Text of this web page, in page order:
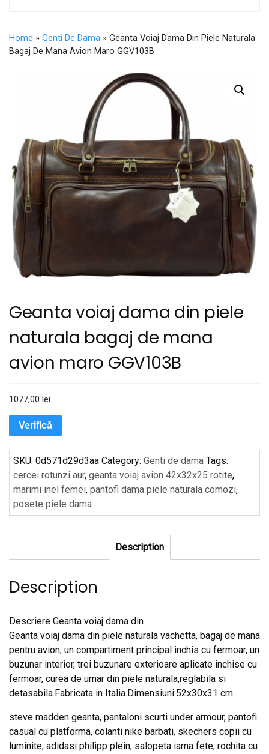
Home » Genti De Dama » Geanta Voiaj Dama Din Piele Naturala
Bagaj De Mana Avion Maro GGV103B
Geanta voiaj dama din piele
naturala bagaj de mana
avion maro GGV103B
1077,00 lei
Verifică
SKU: 0d571d29d3aa Category: Genti de dama Tags:
cercei rotunzi aur, geanta voiaj avion 42x32x25 rotite,
marimi inel femei, pantofi dama piele naturala comozi,
posete piele dama
Description
Description
Descriere Geanta voiaj dama din
Geanta voiaj dama din piele naturala vachetta, bagaj de mana
pentru avion, un compartiment principal inchis cu fermoar, un
buzunar interior, trei buzunare exterioare aplicate inchise cu
fermoar, curea de umar din piele naturala,reglabila si
detasabila.Fabricata in Italia.Dimensiuni:52x30x31 cm
steve madden geanta, pantaloni scurti under armour, pantofi
casual cu platforma, colanti nike barbati, skechers copii cu
luminite, adidasi philipp plein, salopeta iarna fete, rochita cu